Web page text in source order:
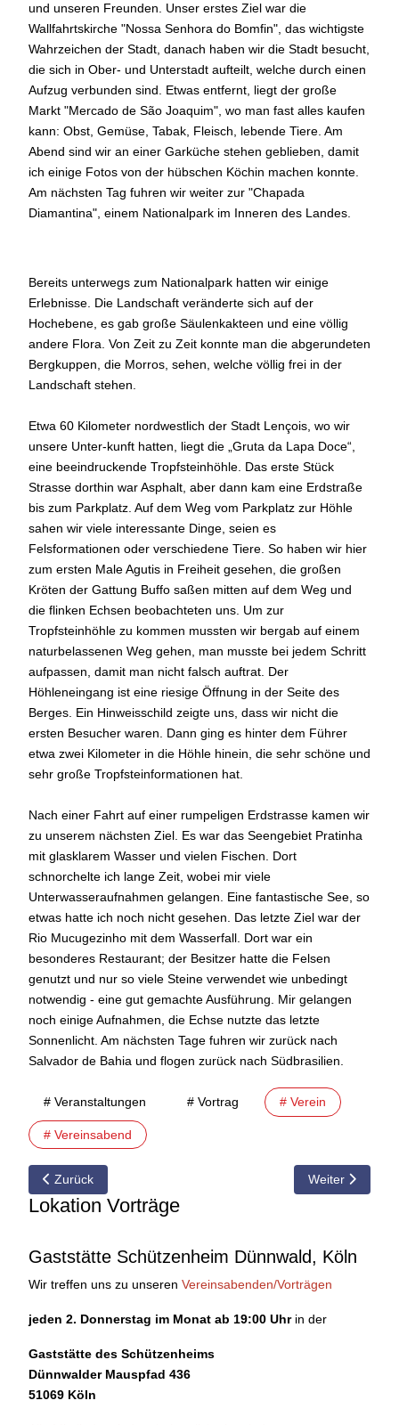
und unseren Freunden. Unser erstes Ziel war die
Wallfahrtskirche "Nossa Senhora do Bomfin", das wichtigste
Wahrzeichen der Stadt, danach haben wir die Stadt besucht,
die sich in Ober- und Unterstadt aufteilt, welche durch einen
Aufzug verbunden sind. Etwas entfernt, liegt der große
Markt "Mercado de São Joaquim", wo man fast alles kaufen
kann: Obst, Gemüse, Tabak, Fleisch, lebende Tiere. Am
Abend sind wir an einer Garküche stehen geblieben, damit
ich einige Fotos von der hübschen Köchin machen konnte.
Am nächsten Tag fuhren wir weiter zur "Chapada
Diamantina", einem Nationalpark im Inneren des Landes.
Bereits unterwegs zum Nationalpark hatten wir einige
Erlebnisse. Die Landschaft veränderte sich auf der
Hochebene, es gab große Säulenkakteen und eine völlig
andere Flora. Von Zeit zu Zeit konnte man die abgerundeten
Bergkuppen, die Morros, sehen, welche völlig frei in der
Landschaft stehen.
Etwa 60 Kilometer nordwestlich der Stadt Lençois, wo wir
unsere Unter-kunft hatten, liegt die „Gruta da Lapa Doce“,
eine beeindruckende Tropfsteinhöhle. Das erste Stück
Strasse dorthin war Asphalt, aber dann kam eine Erdstraße
bis zum Parkplatz. Auf dem Weg vom Parkplatz zur Höhle
sahen wir viele interessante Dinge, seien es
Felsformationen oder verschiedene Tiere. So haben wir hier
zum ersten Male Agutis in Freiheit gesehen, die großen
Kröten der Gattung Buffo saßen mitten auf dem Weg und
die flinken Echsen beobachteten uns. Um zur
Tropfsteinhöhle zu kommen mussten wir bergab auf einem
naturbelassenen Weg gehen, man musste bei jedem Schritt
aufpassen, damit man nicht falsch auftrat. Der
Höhleneingang ist eine riesige Öffnung in der Seite des
Berges. Ein Hinweisschild zeigte uns, dass wir nicht die
ersten Besucher waren. Dann ging es hinter dem Führer
etwa zwei Kilometer in die Höhle hinein, die sehr schöne und
sehr große Tropfsteinformationen hat.
Nach einer Fahrt auf einer rumpeligen Erdstrasse kamen wir
zu unserem nächsten Ziel. Es war das Seengebiet Pratinha
mit glasklarem Wasser und vielen Fischen. Dort
schnorchelte ich lange Zeit, wobei mir viele
Unterwasseraufnahmen gelangen. Eine fantastische See, so
etwas hatte ich noch nicht gesehen. Das letzte Ziel war der
Rio Mucugezinho mit dem Wasserfall. Dort war ein
besonderes Restaurant; der Besitzer hatte die Felsen
genutzt und nur so viele Steine verwendet wie unbedingt
notwendig - eine gut gemachte Ausführung. Mir gelangen
noch einige Aufnahmen, die Echse nutzte das letzte
Sonnenlicht. Am nächsten Tage fuhren wir zurück nach
Salvador de Bahia und flogen zurück nach Südbrasilien.
# Veranstaltungen # Vortrag # Verein
# Vereinsabend
Vorheriger Beitrag: 02.06.2008 Vorschau auf den
Zurück Nächster
Weiter
Lokation Vorträge
Gaststätte Schützenheim Dünnwald, Köln
Wir treffen uns zu unseren Vereinsabenden/Vorträgen
jeden 2. Donnerstag im Monat ab 19:00 Uhr in der
Gaststätte des Schützenheims
Dünnwalder Mauspfad 436
51069 Köln